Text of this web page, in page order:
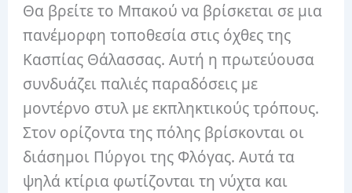
Θα βρείτε το Μπακού να βρίσκεται σε μια
πανέμορφη τοποθεσία στις όχθες της
Κασπίας Θάλασσας. Αυτή η πρωτεύουσα
συνδυάζει παλιές παραδόσεις με
μοντέρνο στυλ με εκπληκτικούς τρόπους.
Στον ορίζοντα της πόλης βρίσκονται οι
διάσημοι Πύργοι της Φλόγας. Αυτά τα
ψηλά κτίρια φωτίζονται τη νύχτα και